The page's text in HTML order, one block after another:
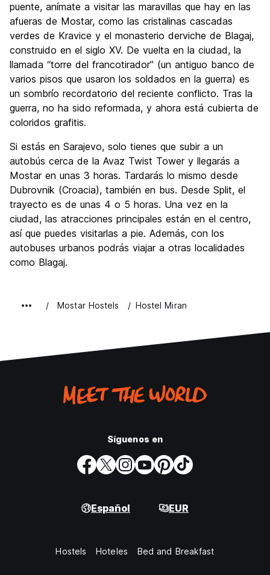
puente, anímate a visitar las maravillas que hay en las
afueras de Mostar, como las cristalinas cascadas
verdes de Kravice y el monasterio derviche de Blagaj,
construido en el siglo XV. De vuelta en la ciudad, la
llamada “torre del francotirador” (un antiguo banco de
varios pisos que usaron los soldados en la guerra) es
un sombrío recordatorio del reciente conflicto. Tras la
guerra, no ha sido reformada, y ahora está cubierta de
coloridos grafitis.
Si estás en Sarajevo, solo tienes que subir a un
autobús cerca de la Avaz Twist Tower y llegarás a
Mostar en unas 3 horas. Tardarás lo mismo desde
Dubrovnik (Croacia), también en bus. Desde Split, el
trayecto es de unas 4 o 5 horas. Una vez en la
ciudad, las atracciones principales están en el centro,
así que puedes visitarlas a pie. Además, con los
autobuses urbanos podrás viajar a otras localidades
como Blagaj.
Mostar Hostels Hostel Miran
Síguenos en
Español EUR
Hostels Hoteles Bed and Breakfast